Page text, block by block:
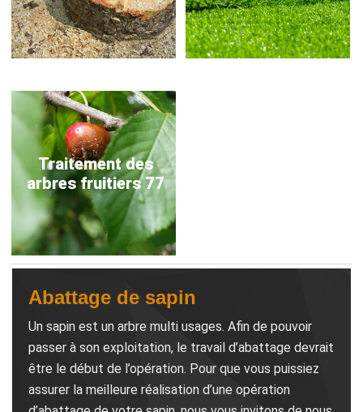
Traitement des
arbres fruitiers 77
Abattage de sapin
Un sapin est un arbre multi usages. Afin de pouvoir
passer à son exploitation, le travail d’abattage devrait
être le début de l’opération. Pour que vous puissiez
assurer la meilleure réalisation d’une opération